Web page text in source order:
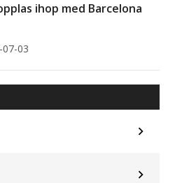
ihop med Barcelona
07-03